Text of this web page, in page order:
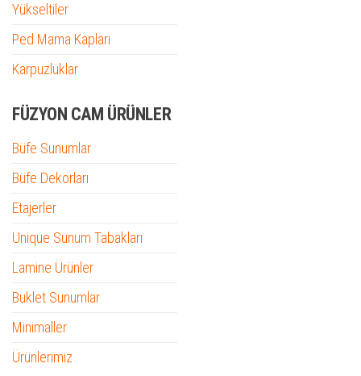
Yükseltiler
Ped Mama Kapları
Karpuzluklar
FÜZYON CAM ÜRÜNLER
Büfe Sunumlar
Büfe Dekorları
Etajerler
Unique Sunum Tabakları
Lamine Ürünler
Buklet Sunumlar
Minimaller
Ürünlerimiz